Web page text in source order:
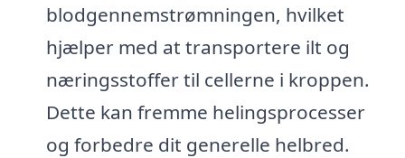
blodgennemstrømningen, hvilket
hjælper med at transportere ilt og
næringsstoffer til cellerne i kroppen.
Dette kan fremme helingsprocesser
og forbedre dit generelle helbred.